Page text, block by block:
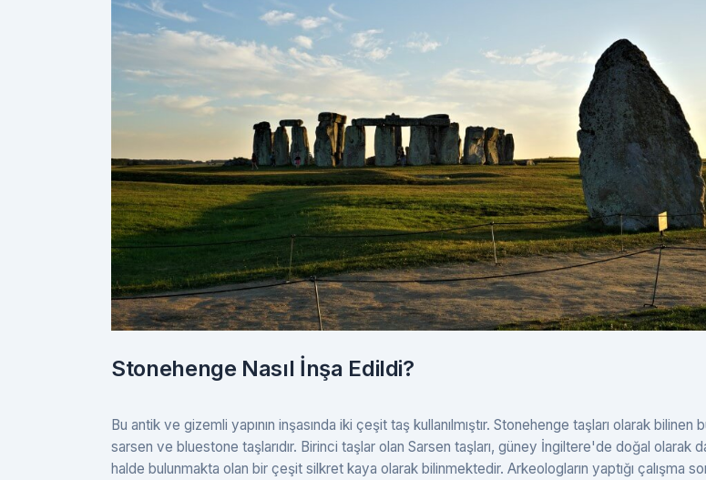
Stonehenge Nasıl İnşa Edildi?
Bu antik ve gizemli yapının inşasında iki çeşit taş kullanılmıştır. Stonehenge taşları olarak bilinen
sarsen ve bluestone taşlarıdır. Birinci taşlar olan Sarsen taşları, güney İngiltere'de doğal olarak
halde bulunmakta olan bir çeşit silkret kaya olarak bilinmektedir. Arkeologların yaptığı çalışma